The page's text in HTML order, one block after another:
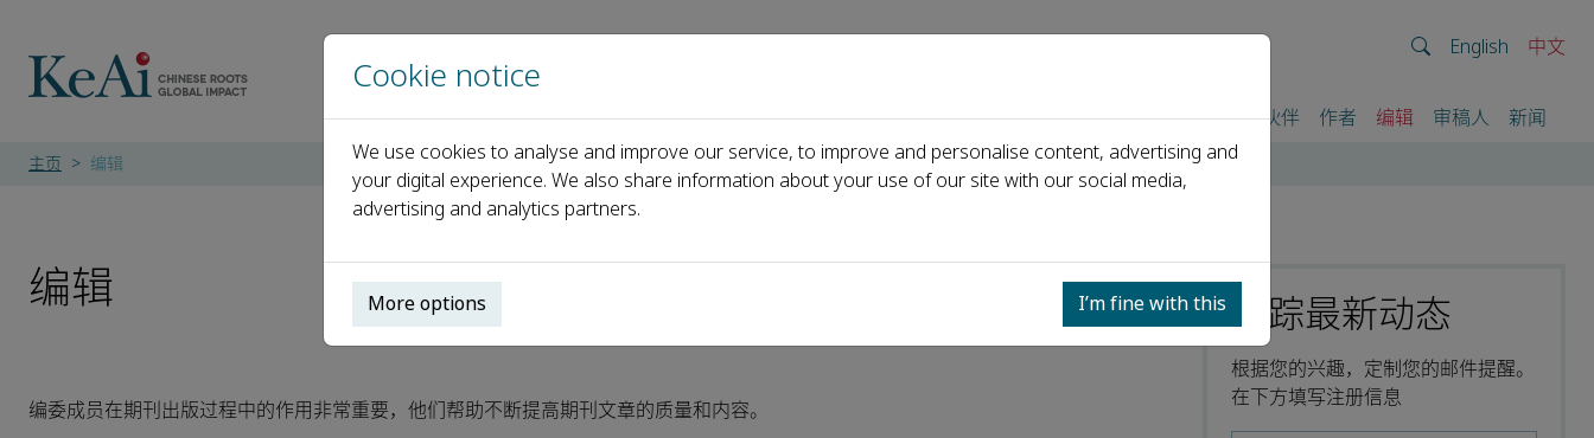
English 中文
主页 关于我们 期刊 活动 合作伙伴 作者 编辑 审稿人 新闻
主页 编辑
编辑
编委成员在期刊出版过程中的作用非常重要，他们帮助不断提高期刊文章的质量和内容。
跟踪最新动态
根据您的兴趣，定制您的邮件提醒。
在下方填写注册信息
Cookie notice
We use cookies to analyse and improve our service, to improve and personalise content, advertising and
your digital experience. We also share information about your use of our site with our social media,
advertising and analytics partners.
More options I’m fine with this